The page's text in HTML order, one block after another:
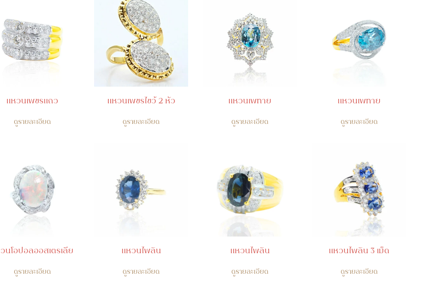
แหวนเพชรแถว
ดูรายละเอียด
แหวนเพชรไขว้ 2 หัว
ดูรายละเอียด
แหวนเพทาย
ดูรายละเอียด
แหวนเพทาย
ดูรายละเอียด
นโอปอลออสเตรเลีย
ดูรายละเอียด
แหวนไพลิน
ดูรายละเอียด
แหวนไพลิน
ดูรายละเอียด
แหวนไพลิน 3 เม็ด
ดูรายละเอียด